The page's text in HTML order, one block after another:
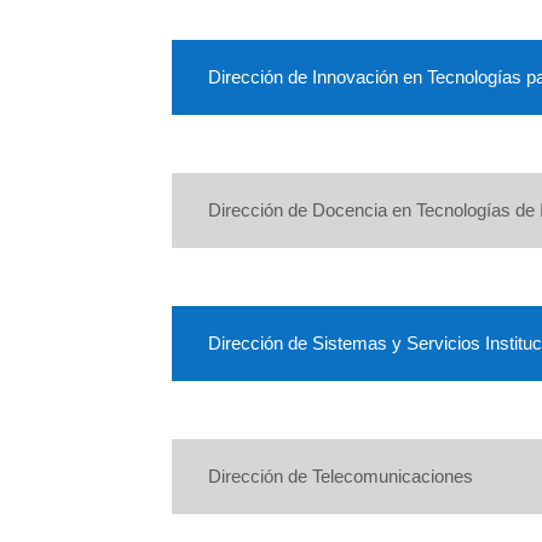
Dirección de Innovación en Tecnologías
Dirección de Docencia en Tecnologías
Dirección de Sistemas y Servicios
Dirección de Telecomunicaciones